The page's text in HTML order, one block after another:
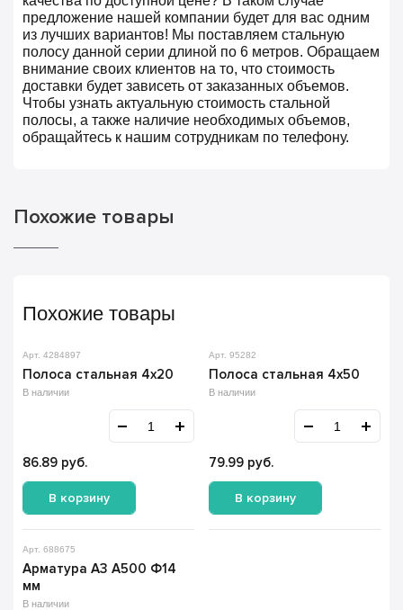
предложение нашей компании будет для вас одним
из лучших вариантов! Мы поставляем стальную
полосу данной серии длиной по 6 метров. Обращаем
внимание своих клиентов на то, что стоимость
доставки будет зависеть от заказанных объемов.
Чтобы узнать актуальную стоимость стальной
полосы, а также наличие необходимых объемов,
обращайтесь к нашим сотрудникам по телефону.
Похожие товары
Похожие товары
Арт. 4284897
Полоса стальная 4х20
В наличии
86.89 руб.
В корзину
Арт. 95282
Полоса стальная 4х50
В наличии
79.99 руб.
В корзину
Арт. 688675
Арматура А3 А500 Ф14
мм
В наличии